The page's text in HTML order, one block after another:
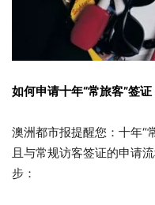
如何申请十年“常旅客”签证
澳洲都市报提醒您：十年“
且与常规访客签证的申请
步：